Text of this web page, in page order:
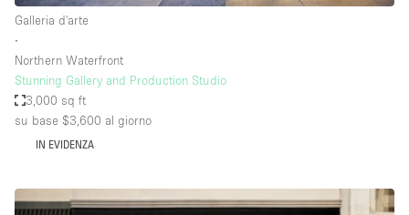
Acquista Condividi
Atelier / Laboratorio
Container
Galleria d'arte
∙
Northern Waterfront
Stunning Gallery and Production Studio
3,000 sq ft
su base $3,600 al giorno
IN EVIDENZA